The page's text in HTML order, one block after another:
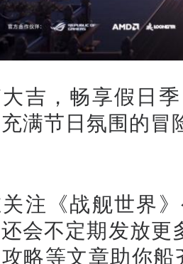
吉，畅享假日
满节日氛围的冒
注《战舰世界
会不定期发放
略等文章助你